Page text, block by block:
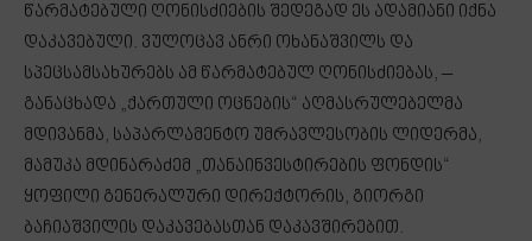
წარმატებული ღონისძიების შედეგად ეს ადამიანი იქნა
დაკავებული. ვულოცავ ანრი ოხანაშვილს და
სპეცსამსახურებს ამ წარმატებულ ღონისძიებას, –
განაცხადა „ქართული ოცნების“ აღმასრულებელმა
მდივანმა, საპარლამენტო უმრავლესობის ლიდერმა,
მამუკა მდინარაძემ „თანაინვესტირების ფონდის“
ყოფილი გენერალური დირექტორის, გიორგი
ბაჩიაშვილის დაკავებასთან დაკავშირებით.